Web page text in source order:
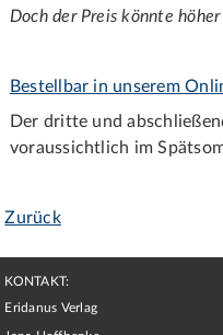
Doch der Preis könnte
Bestellbar in unserem
Der dritte und
voraussichtlich im
Zurück
KONTAKT:
Eridanus Verlag